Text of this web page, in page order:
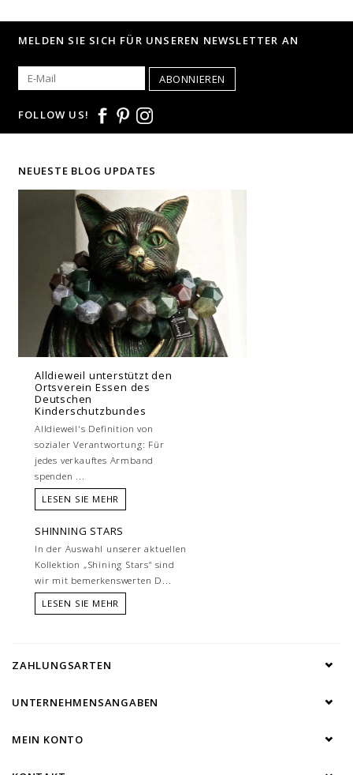
MELDEN SIE SICH FÜR UNSEREN NEWSLETTER AN
ABONNIEREN
FOLLOW US!
NEUESTE BLOG UPDATES
Alldieweil unterstützt den
Ortsverein Essen des
Deutschen
Kinderschutzbundes
Alldieweil's Definition von
sozialer Verantwortung: Für
jedes verkauftes Armband
spenden ...
LESEN SIE MEHR
SHINNING STARS
In der Auswahl unserer aktuellen
Kollektion „Shining Stars“ sind
wir mit bemerkenswerten D...
LESEN SIE MEHR
ZAHLUNGSARTEN
UNTERNEHMENSANGABEN
MEIN KONTO